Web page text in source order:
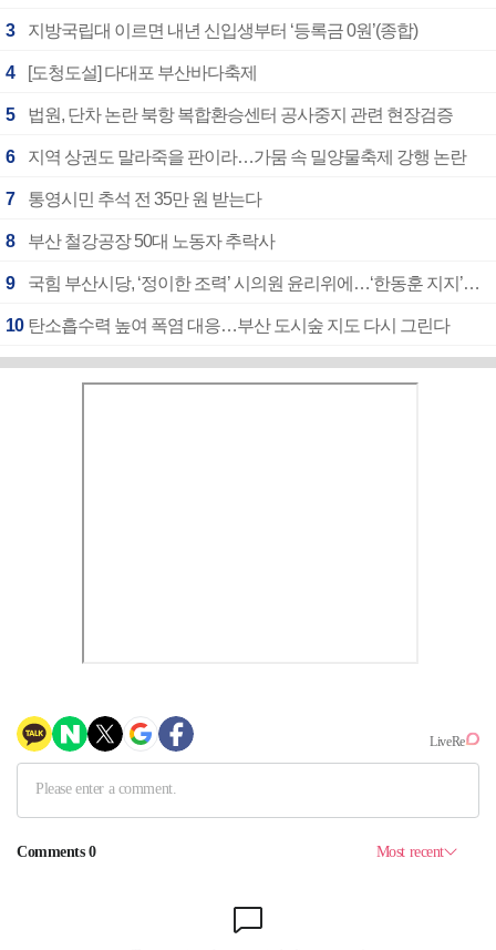
3 지방국립대 이르면 내년 신입생부터 ‘등록금 0원’(종합)
4 [도청도설] 다대포 부산바다축제
5 법원, 단차 논란 북항 복합환승센터 공사중지 관련 현장검증
6 지역 상권도 말라죽을 판이라…가뭄 속 밀양물축제 강행 논란
7 통영시민 추석 전 35만 원 받는다
8 부산 철강공장 50대 노동자 추락사
9 국힘 부산시당, ‘정이한 조력’ 시의원 윤리위에…‘한동훈 지지’도 신고접수
10 탄소흡수력 높여 폭염 대응…부산 도시숲 지도 다시 그린다